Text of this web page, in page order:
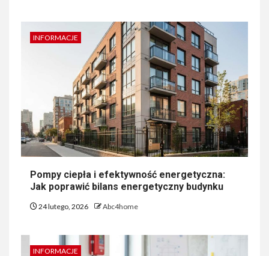
INFORMACJE
Pompy ciepła i efektywność energetyczna:
Jak poprawić bilans energetyczny budynku
24 lutego, 2026 Abc4home
INFORMACJE